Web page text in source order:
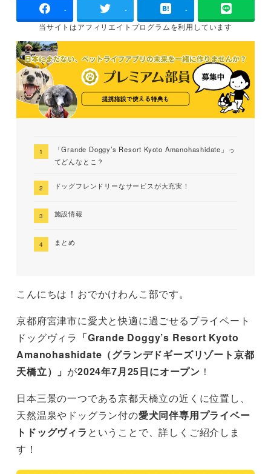
- - -
当サイトはアフィリエイトプログラムを利用しています
「Grande Doggy’s Resort Kyoto Amanohashidate」っ
てどんなとこ？
ドッグフレンドリーなサービスが大充実！
施設情報
まとめ
こんにちは！おでかけわんこ部です。
京都府宮津市に愛犬と快適に過ごせるプライベート
ドッグヴィラ 「Grande Doggy’s Resort Kyoto
Amanohashidate（グランデドギーズリゾート京都
天橋立）」 が2024年7月25日にオープン ！
日本三景の一つである京都天橋立の近くに位置し、
天然温泉やドッグラン付の愛犬同伴専用プライベー
トドッグヴィラ ということで、詳しくご紹介しま
す！